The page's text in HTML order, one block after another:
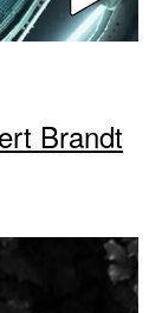
Brandt